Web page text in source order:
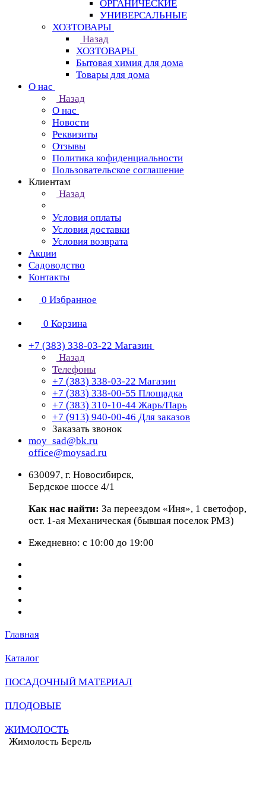
ОРГАНИЧЕСКИЕ
УНИВЕРСАЛЬНЫЕ
ХОЗТОВАРЫ
Назад
ХОЗТОВАРЫ
Бытовая химия для дома
Товары для дома
О нас
Назад
О нас
Новости
Реквизиты
Отзывы
Политика кофиденциальности
Пользовательское соглашение
Клиентам
Назад
Условия оплаты
Условия доставки
Условия возврата
Акции
Садоводство
Контакты
0 Избранное
0 Корзина
+7 (383) 338-03-22 Магазин
Назад
Телефоны
+7 (383) 338-03-22 Магазин
+7 (383) 338-00-55 Площадка
+7 (383) 310-10-44 Жарь/Парь
+7 (913) 940-00-46 Для заказов
Заказать звонок
moy_sad@bk.ru
office@moysad.ru
630097, г. Новосибирск,
Бердское шоссе 4/1
Как нас найти: За переездом «Иня», 1 светофор,
ост. 1-ая Механическая (бывшая поселок РМЗ)
Ежедневно: с 10:00 до 19:00
Главная
Каталог
ПОСАДОЧНЫЙ МАТЕРИАЛ
ПЛОДОВЫЕ
ЖИМОЛОСТЬ
Жимолость Берель